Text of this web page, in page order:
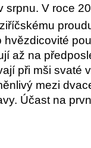
srpnu. V roce
až na
při mši svaté
mezi
Účast na